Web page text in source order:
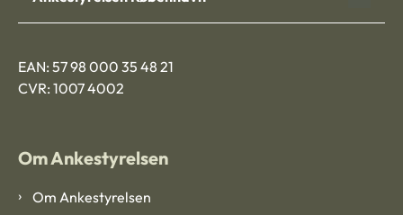
EAN: 57 98 000 35 48 21
CVR: 1007 4002
Om Ankestyrelsen
Om Ankestyrelsen